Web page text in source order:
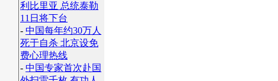
利比里亚 总统泰勒
11日将下台
- 中国每年约30万人
死于自杀 北京设免
费心理热线
- 中国专家首次赴国